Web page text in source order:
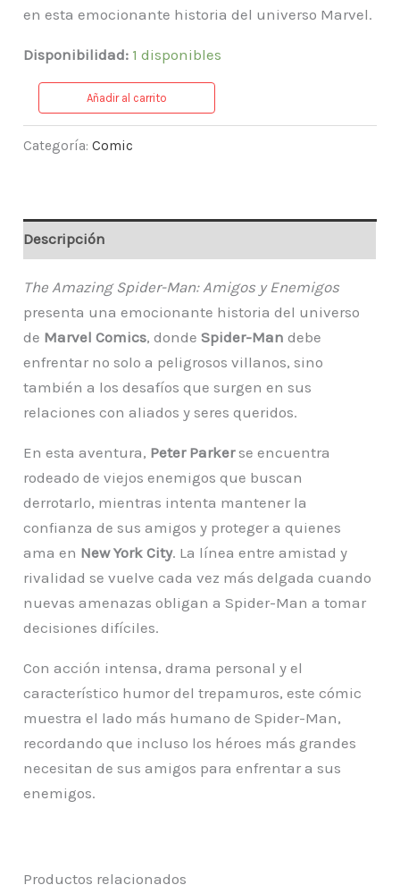
en esta emocionante historia del universo Marvel.
Disponibilidad: 1 disponibles
Añadir al carrito
Categoría:Comic
Descripción
The Amazing Spider-Man: Amigos y Enemigos
presenta una emocionante historia del universo
de Marvel Comics, dondeSpider-Man debe
enfrentar no solo a peligrosos villanos, sino
también a los desafíos que surgen en sus
relaciones con aliados y seres queridos.
En esta aventura, Peter Parkerse encuentra
rodeado de viejos enemigos que buscan
derrotarlo, mientras intenta mantener la
confianza de sus amigos y proteger a quienes
ama en New York City. La línea entre amistad y
rivalidad se vuelve cada vez más delgada cuando
nuevas amenazas obligan a Spider-Man a tomar
decisiones difíciles.
Con acción intensa, drama personal y el
característico humor del trepamuros, este cómic
muestra el lado más humano de Spider-Man,
recordando que incluso los héroes más grandes
necesitan de sus amigos para enfrentar a sus
enemigos.
Productos relacionados